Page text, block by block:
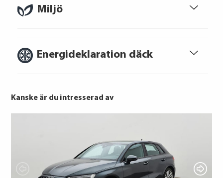
Miljö
Energideklaration däck
GOODYEAR
Nexen
lån. För stöd, vänd dig till budget- och
Kanske är du intresserad av